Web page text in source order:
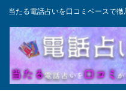
当たる電話占いを口コミベースで徹